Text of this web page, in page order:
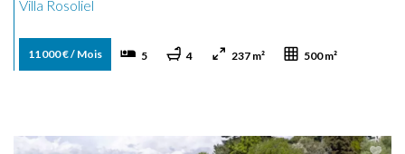
Villa Rosoliel
11 000 € / Mois 5 4 237 m² 500 m²